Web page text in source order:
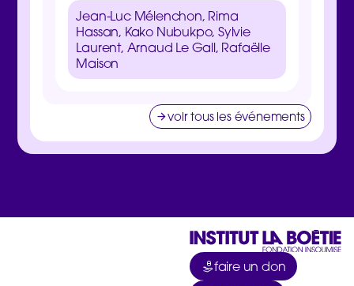
Jean-Luc Mélenchon, Rima
Hassan, Kako Nubukpo, Sylvie
Laurent, Arnaud Le Gall, Rafaëlle
Maison
voir tous les événements
faire un don